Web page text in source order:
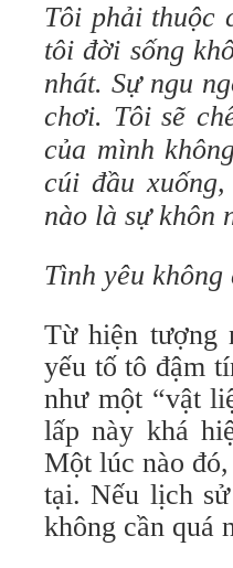
Tôi phải thuộc
tôi đời sống
nhát. Sự ngu
chơi. Tôi sẽ
của mình
cúi đầu
nào là sự khôn
Tình yêu
Từ hiện tượng
yếu tố tô đậm
như một “vật
lấp này khá
Một lúc nào
tại. Nếu lịch
không cần quá